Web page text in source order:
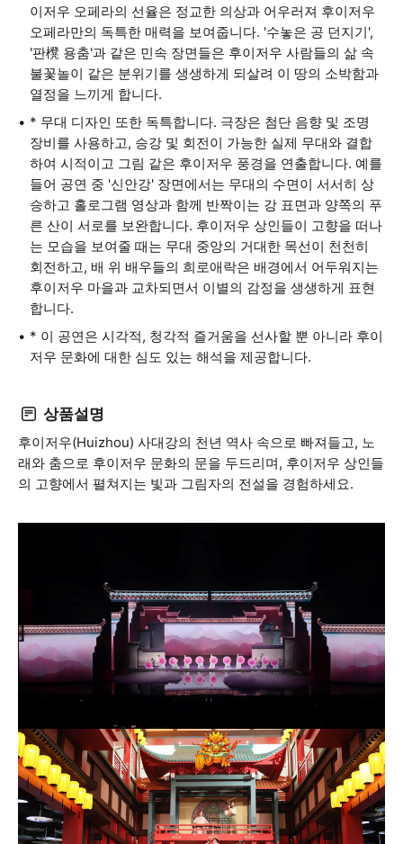
이저우 오페라의 선율은 정교한 의상과 어우러져 후이저우
오페라만의 독특한 매력을 보여줍니다. '수놓은 공 던지기',
'판櫈 용춤'과 같은 민속 장면들은 후이저우 사람들의 삶 속
불꽃놀이 같은 분위기를 생생하게 되살려 이 땅의 소박함과
열정을 느끼게 합니다.
* 무대 디자인 또한 독특합니다. 극장은 첨단 음향 및 조명
장비를 사용하고, 승강 및 회전이 가능한 실제 무대와 결합
하여 시적이고 그림 같은 후이저우 풍경을 연출합니다. 예를
들어 공연 중 '신안강' 장면에서는 무대의 수면이 서서히 상
승하고 홀로그램 영상과 함께 반짝이는 강 표면과 양쪽의 푸
른 산이 서로를 보완합니다. 후이저우 상인들이 고향을 떠나
는 모습을 보여줄 때는 무대 중앙의 거대한 목선이 천천히
회전하고, 배 위 배우들의 희로애락은 배경에서 어두워지는
후이저우 마을과 교차되면서 이별의 감정을 생생하게 표현
합니다.
* 이 공연은 시각적, 청각적 즐거움을 선사할 뿐 아니라 후이
저우 문화에 대한 심도 있는 해석을 제공합니다.
상품설명
후이저우(Huizhou) 사대강의 천년 역사 속으로 빠져들고, 노
래와 춤으로 후이저우 문화의 문을 두드리며, 후이저우 상인들
의 고향에서 펼쳐지는 빛과 그림자의 전설을 경험하세요.